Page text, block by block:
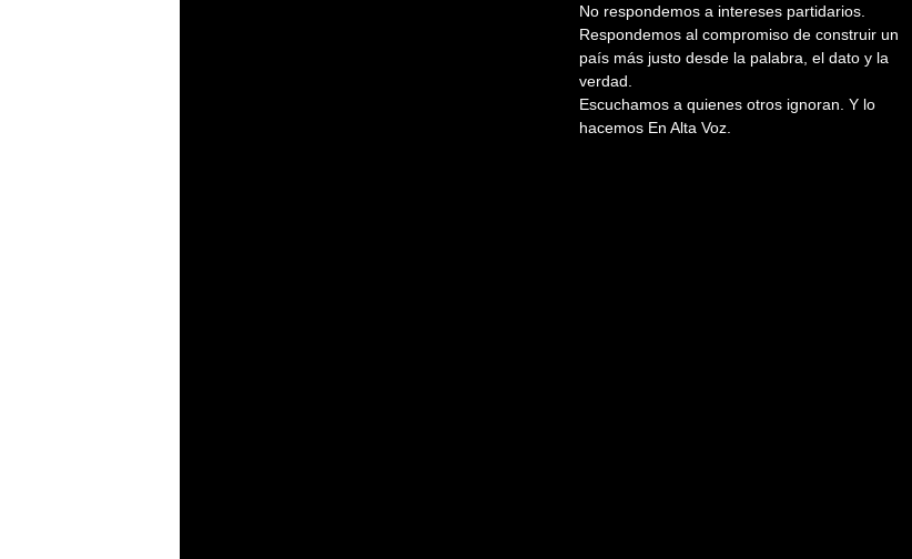
No respondemos a intereses partidarios.
Respondemos al compromiso de construir un
país más justo desde la palabra, el dato y la
verdad.
Escuchamos a quienes otros ignoran. Y lo
hacemos En Alta Voz.